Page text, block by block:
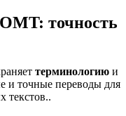
точность
терминологию и
и точные переводы для
текстов..